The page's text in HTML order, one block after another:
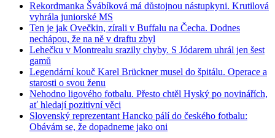
Rekordmanka Švábíková má důstojnou nástupkyni. Krutilová
vyhrála juniorské MS
Ten je jak Ovečkin, zírali v Buffalu na Čecha. Dodnes
nechápou, že na ně v draftu zbyl
Lehečku v Montrealu srazily chyby. S Jódarem uhrál jen šest
gamů
Legendární kouč Karel Brückner musel do špitálu. Operace a
starosti o svou ženu
Nehodno ligového fotbalu. Přesto chtěl Hyský po novinářích,
ať hledají pozitivní věci
Slovenský reprezentant Hancko pálí do českého fotbalu:
Obávám se, že dopadneme jako oni